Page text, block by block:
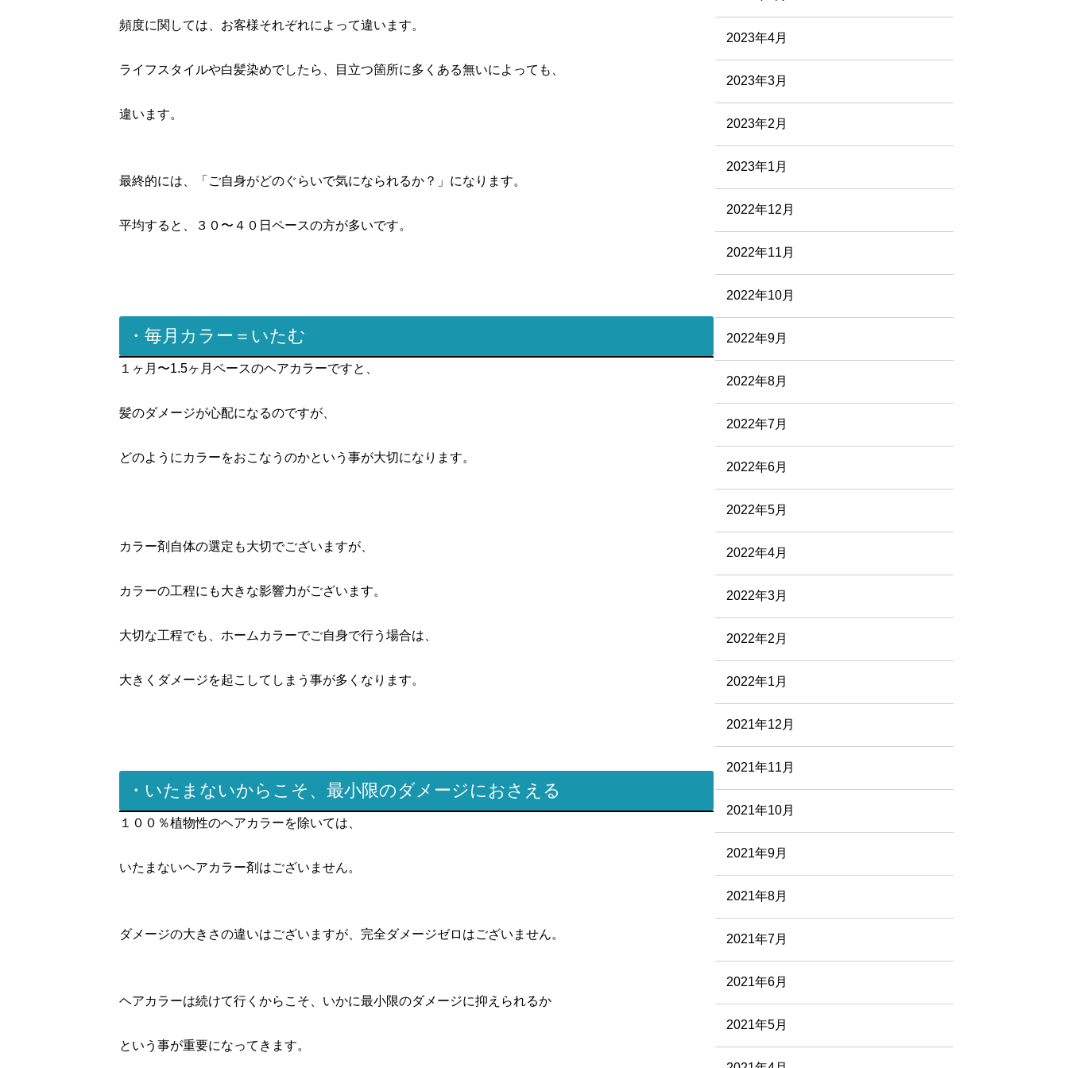
頻度に関しては、お客様それぞれによって違います。
ライフスタイルや白髪染めでしたら、目立つ箇所に多くある無いによっても、
違います。
最終的には、「ご自身がどのぐらいで気になられるか？」になります。
平均すると、３０〜４０日ペースの方が多いです。
・毎月カラー＝いたむ
１ヶ月〜1.5ヶ月ペースのヘアカラーですと、
髪のダメージが心配になるのですが、
どのようにカラーをおこなうのかという事が大切になります。
カラー剤自体の選定も大切でございますが、
カラーの工程にも大きな影響力がございます。
大切な工程でも、ホームカラーでご自身で行う場合は、
大きくダメージを起こしてしまう事が多くなります。
・いたまないからこそ、最小限のダメージにおさえる
１００％植物性のヘアカラーを除いては、
いたまないヘアカラー剤はございません。
ダメージの大きさの違いはございますが、完全ダメージゼロはございません。
ヘアカラーは続けて行くからこそ、いかに最小限のダメージに抑えられるか
という事が重要になってきます。
2023年4月
2023年3月
2023年2月
2023年1月
2022年12月
2022年11月
2022年10月
2022年9月
2022年8月
2022年7月
2022年6月
2022年5月
2022年4月
2022年3月
2022年2月
2022年1月
2021年12月
2021年11月
2021年10月
2021年9月
2021年8月
2021年7月
2021年6月
2021年5月